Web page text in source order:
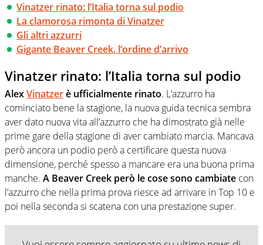
Vinatzer rinato: l’Italia torna sul podio
La clamorosa rimonta di Vinatzer
Gli altri azzurri
Gigante Beaver Creek, l’ordine d’arrivo
Vinatzer rinato: l’Italia torna sul podio
AlexVinatzerè ufficialmente rinato. L’azzurro ha
cominciato bene la stagione, la nuova guida tecnica sembra
aver dato nuova vita all’azzurro che ha dimostrato già nelle
prime gare della stagione di aver cambiato marcia. Mancava
però ancora un podio però a certificare questa nuova
dimensione, perché spesso a mancare era una buona prima
manche. A Beaver Creek però le cose sono cambiate con
l’azzurro che nella prima prova riesce ad arrivare in Top 10 e
poi nella seconda si scatena con una prestazione super.